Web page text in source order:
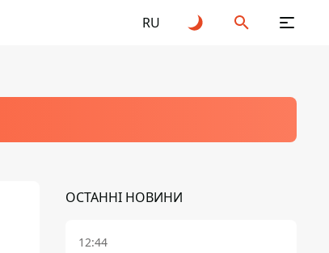
RU
ОСТАННІ НОВИНИ
12:44